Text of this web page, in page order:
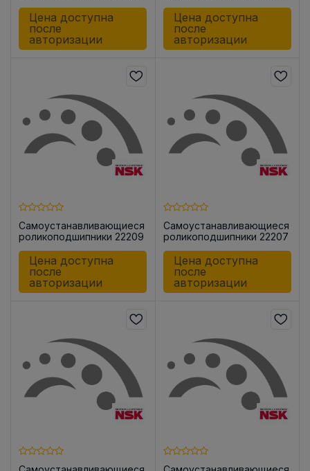
Цена доступна
после
авторизации
Цена доступна
после
авторизации
Самоустанавливающиеся
роликоподшипники 22209
Цена доступна
после
авторизации
Самоустанавливающиеся
роликоподшипники 22207
Цена доступна
после
авторизации